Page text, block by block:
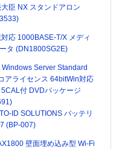
臣 NX スタンドアロン
応 1000BASE-T/X メディ
タ (DN1800SG2E)
Windows Server Standard
アライセンス 64bitWin対応
5CAL付 DVDパッケージ
ID SOLUTIONS バッテリ
(BP-007)
壁面埋め込み型 Wi-Fi